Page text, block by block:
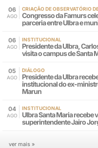
06
AGO
CRIAÇÃO DE OBSERVATÓRIO
Congresso da Famurs
parceria entre Ulbra e
06
AGO
INSTITUCIONAL
Presidente da Ulbra,
visita o campus de Santa
05
AGO
DIÁLOGO
Presidente da Ulbra
institucional do ex-
Marun
04
AGO
INSTITUCIONAL
Ulbra Santa Maria recebe
superintendente Jairo
ver mais »